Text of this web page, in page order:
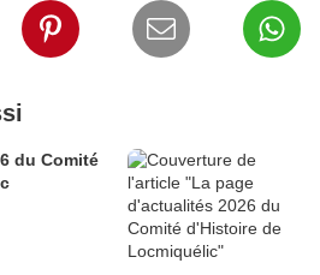
du Comité